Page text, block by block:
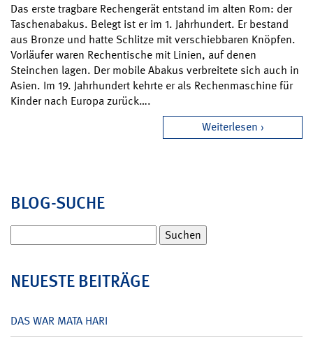
Das erste tragbare Rechengerät entstand im alten Rom: der
Taschenabakus. Belegt ist er im 1. Jahrhundert. Er bestand
aus Bronze und hatte Schlitze mit verschiebbaren Knöpfen.
Vorläufer waren Rechentische mit Linien, auf denen
Steinchen lagen. Der mobile Abakus verbreitete sich auch in
Asien. Im 19. Jahrhundert kehrte er als Rechenmaschine für
Kinder nach Europa zurück….
Weiterlesen
BLOG-SUCHE
nach:
NEUESTE BEITRÄGE
DAS WAR MATA HARI